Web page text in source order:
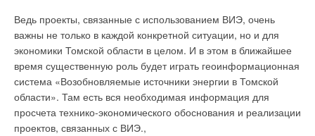
Ведь проекты, связанные с использованием ВИЭ, очень
важны не только в каждой конкретной ситуации, но и для
экономики Томской области в целом. И в этом в ближайшее
время существенную роль будет играть геоинформационная
система «Возобновляемые источники энергии в Томской
области». Там есть вся необходимая информация для
просчета технико-экономического обоснования и реализации
проектов, связанных с ВИЭ.,
При установке выносного датчика его можно использовать
вместо встроенного в контроллер датчика для регулирования
температуры воздуха в помещении, если контроль
температуры воздуха требуется не там, где установлен
регулятор, а в каком-либо другом месте или в другом
помещении.